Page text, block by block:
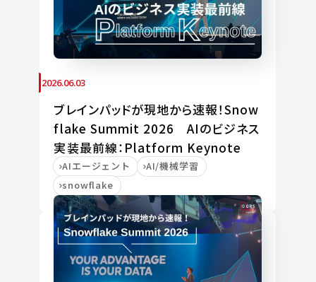
2026.06.03
ブレインパッドが現地から速報！Snow
flake Summit 2026 AIのビジネス
実装最前線：Platform Keynote
AIエージェント
AI/機械学習
snowflake